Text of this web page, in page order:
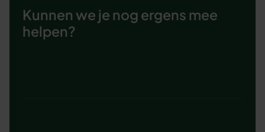
Kunnen we je nog ergens mee
helpen?